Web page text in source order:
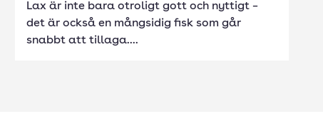
Lax är inte bara otroligt gott och nyttigt –
det är också en mångsidig fisk som går
snabbt att tillaga....